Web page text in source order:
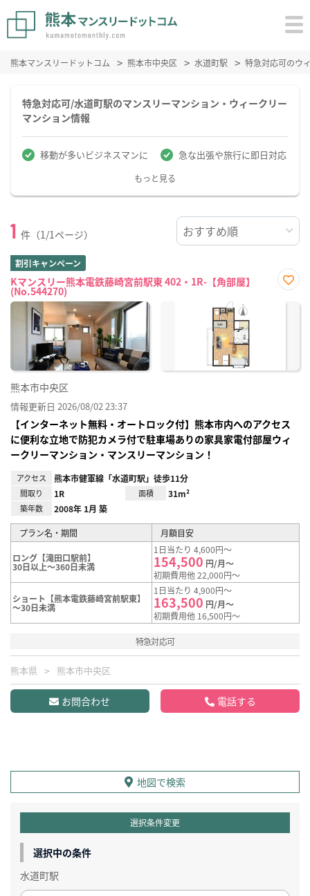
熊本マンスリードットコム 熊本市中央区 水道町駅 特急対応可のウ
特急対応可/水道町駅のマンスリーマンション・ウィークリー
マンション情報
移動が多いビジネスマンに 急な出張や旅行に即日対応
もっと見る
1 件（1/1ページ）
割引キャンペーン
Kマンスリー熊本電鉄藤崎宮前駅東 402・1R-【角部屋】
(No.544270)
に入
熊本市中央区
情報更新日 2026/08/02 23:37
【インターネット無料・オートロック付】熊本市内へのアクセス
に便利な立地で防犯カメラ付で駐車場ありの家具家電付部屋ウィ
ークリーマンション・マンスリーマンション！
アクセス 熊本市健軍線「水道町駅」徒歩11分
間取り 1R 面積 31m²
築年数 2008年 1月 築
プラン名・期間 月額目安
ロング【滝田口駅前】
30日以上～360日未満
1日当たり 4,600円～
154,500 円/月～
初期費用他 22,000円～
ショート【熊本電鉄藤崎宮前駅東】
～30日未満
1日当たり 4,900円～
163,500 円/月～
初期費用他 16,500円～
特急対応可
熊本県 熊本市中央区
お問合わせ 電話する
地図で検索
選択条件変更
選択中の条件
水道町駅